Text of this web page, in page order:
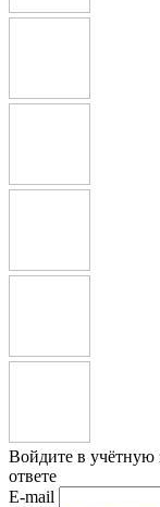
Войдите в учётную
ответе
E-mail